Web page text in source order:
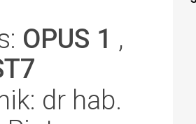
OPUS 1 ,
dr hab.